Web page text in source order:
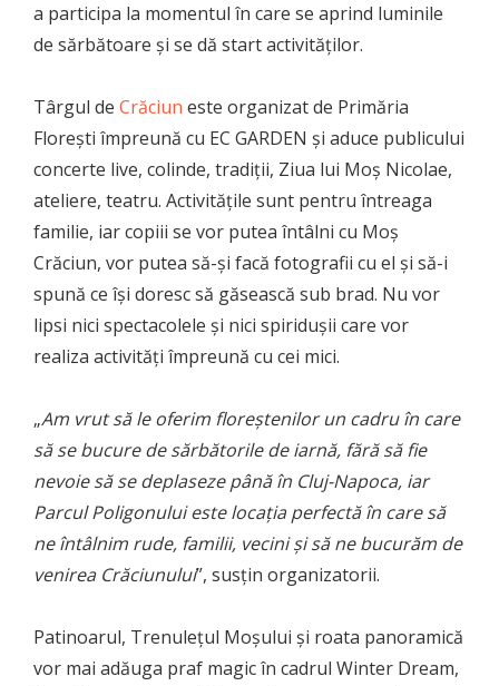
a participa la momentul în care se aprind luminile
de sărbătoare și se dă start activităților.
Târgul de Crăciun este organizat de Primăria
Florești împreună cu EC GARDEN și aduce publicului
concerte live, colinde, tradiții, Ziua lui Moș Nicolae,
ateliere, teatru. Activitățile sunt pentru întreaga
familie, iar copiii se vor putea întâlni cu Moș
Crăciun, vor putea să-și facă fotografii cu el și să-i
spună ce își doresc să găsească sub brad. Nu vor
lipsi nici spectacolele și nici spiridușii care vor
realiza activități împreună cu cei mici.
„Am vrut să le oferim floreștenilor un cadru în care
să se bucure de sărbătorile de iarnă, fără să fie
nevoie să se deplaseze până în Cluj-Napoca, iar
Parcul Poligonului este locația perfectă în care să
ne întâlnim rude, familii, vecini și să ne bucurăm de
venirea Crăciunului”, susțin organizatorii.
Patinoarul, Trenulețul Moșului și roata panoramică
vor mai adăuga praf magic în cadrul Winter Dream,